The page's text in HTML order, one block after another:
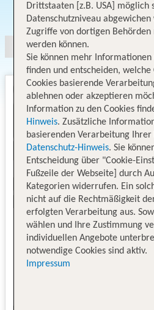
Drittstaaten [z.B. USA] möglich
Datenschutzniveau
Zugriffe von dortigen Behörden
werden können.
Sie können mehr
finden und entscheiden,
Cookies basierende
ablehnen oder akzeptieren
Information zu den Cookies
Hinweis. Zusätzliche
basierenden Verarbeitung
Datenschutz-Hinweis. Sie
Entscheidung über "Cookie-
Fußzeile der Webseite] durch
Kategorien widerrufen. Ein
nicht auf die Rechtmäßigkeit
erfolgten Verarbeitung aus.
wählen und Ihre Zustimmung
individuellen Angebote
notwendige Cookies sind aktiv.
Impressum